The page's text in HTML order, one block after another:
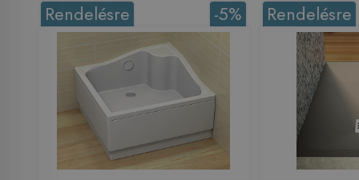
-5%
Rendelésre Rendelésre